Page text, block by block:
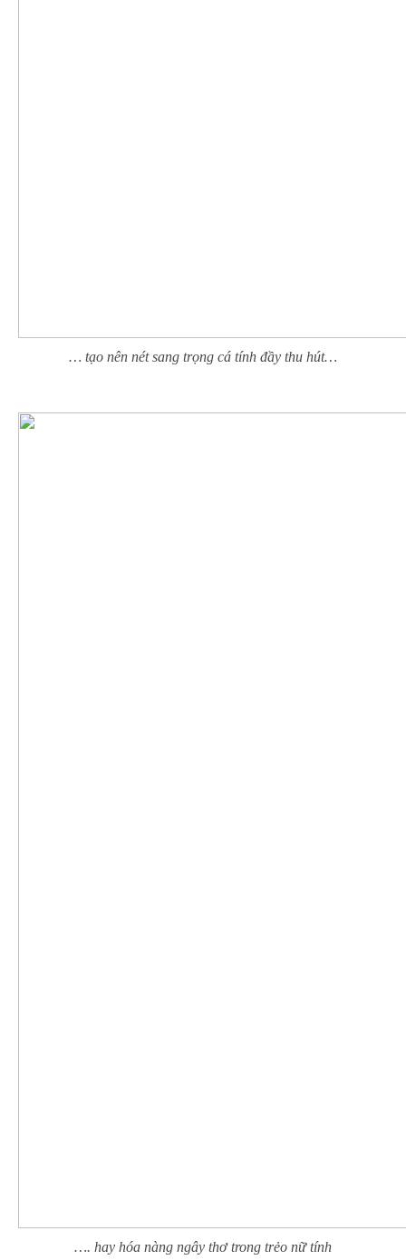
… tạo nên nét sang trọng cá tính đầy thu hút…
…. hay hóa nàng ngây thơ trong trẻo nữ tính